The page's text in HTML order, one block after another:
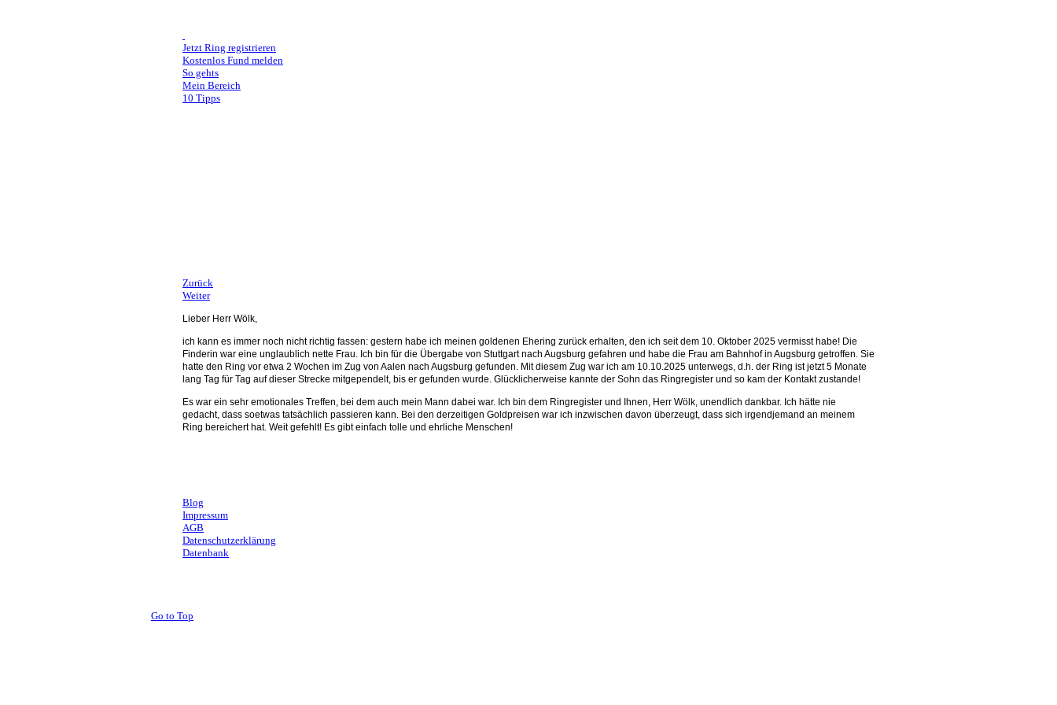
Jetzt Ring registrieren
Kostenlos Fund melden
So gehts
Mein Bereich
10 Tipps
Zurück
Weiter
Lieber Herr Wölk,
ich kann es immer noch nicht richtig fassen: gestern habe ich meinen goldenen Ehering zurück erhalten, den ich seit dem 10. Oktober 2025 vermisst habe! Die
Finderin war eine unglaublich nette Frau. Ich bin für die Übergabe von Stuttgart nach Augsburg gefahren und habe die Frau am Bahnhof in Augsburg getroffen. Sie
hatte den Ring vor etwa 2 Wochen im Zug von Aalen nach Augsburg gefunden. Mit diesem Zug war ich am 10.10.2025 unterwegs, d.h. der Ring ist jetzt 5 Monate
lang Tag für Tag auf dieser Strecke mitgependelt, bis er gefunden wurde. Glücklicherweise kannte der Sohn das Ringregister und so kam der Kontakt zustande!
Es war ein sehr emotionales Treffen, bei dem auch mein Mann dabei war. Ich bin dem Ringregister und Ihnen, Herr Wölk, unendlich dankbar. Ich hätte nie
gedacht, dass soetwas tatsächlich passieren kann. Bei den derzeitigen Goldpreisen war ich inzwischen davon überzeugt, dass sich irgendjemand an meinem
Ring bereichert hat. Weit gefehlt! Es gibt einfach tolle und ehrliche Menschen!
Blog
Impressum
AGB
Datenschutzerklärung
Datenbank
Go to Top